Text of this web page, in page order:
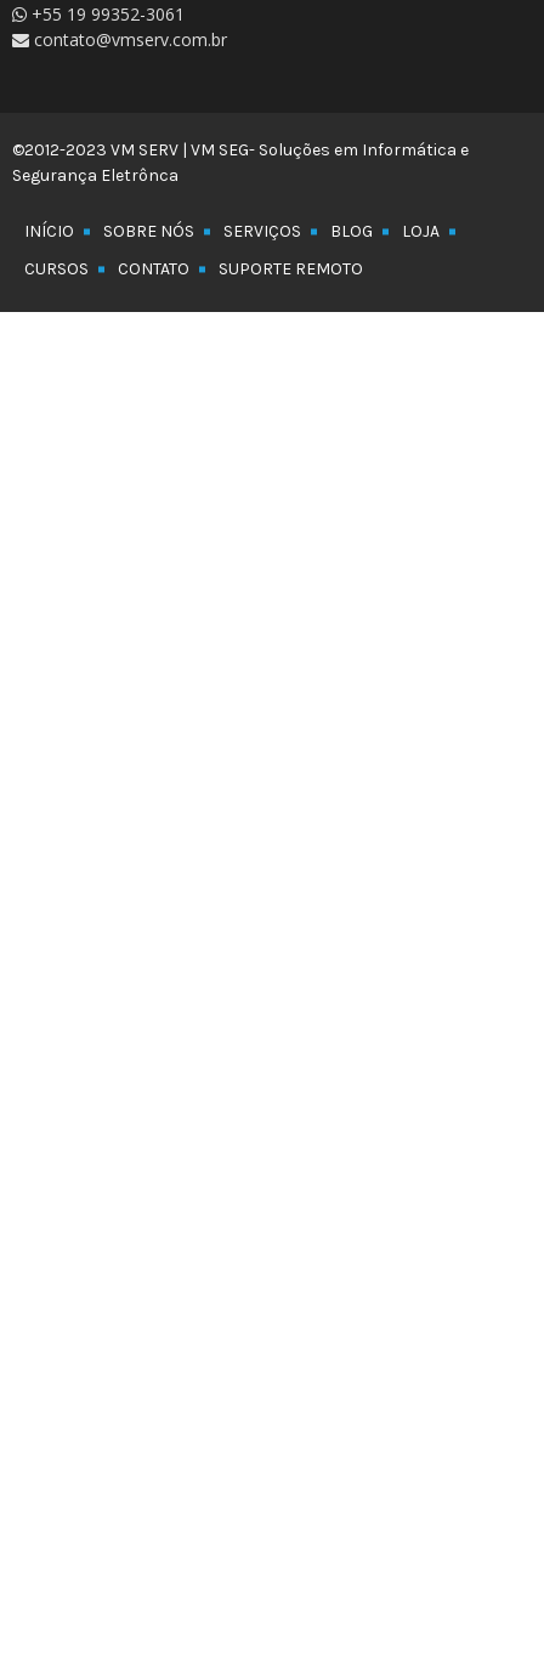
+55 19 99352-3061
contato@vmserv.com.br
©2012-2023 VM SERV | VM SEG- Soluções em Informática e
Segurança Eletrônca
INÍCIO SOBRE NÓS SERVIÇOS BLOG
LOJA
CURSOS
CONTATO SUPORTE REMOTO